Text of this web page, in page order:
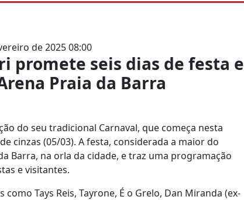
de 2025 08:00
promete seis dias de festa e
Praia da Barra
do seu tradicional Carnaval, que começa nesta
cinzas (05/03). A festa, considerada a maior do
Barra, na orla da cidade, e traz uma programação
e visitantes.
Tays Reis, Tayrone, É o Grelo, Dan Miranda (ex-